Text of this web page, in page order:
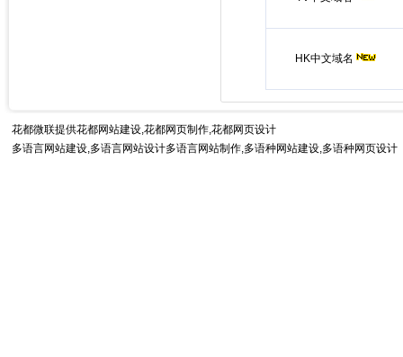
HK中文域名
花都微联提供花都网站建设,花都网页制作,花都网页设计
多语言网站建设,多语言网站设计多语言网站制作,多语种网站建设,多语种网页设计